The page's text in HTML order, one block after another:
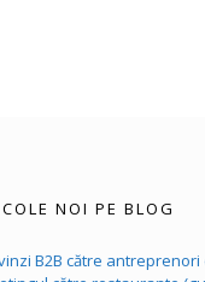
NOI PE BLOG
B2B către antreprenori